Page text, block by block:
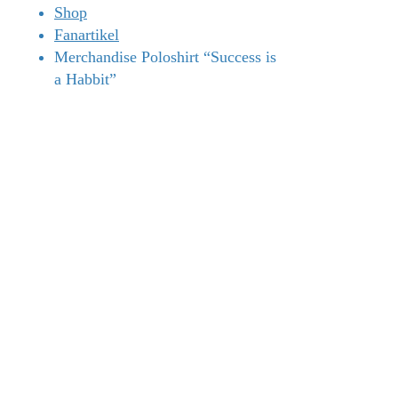
Shop
Fanartikel
Merchandise Poloshirt “Success is
a Habbit”